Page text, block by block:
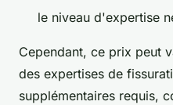
le niveau d'expertise
Cependant, ce prix peut
des expertises de
supplémentaires requis,